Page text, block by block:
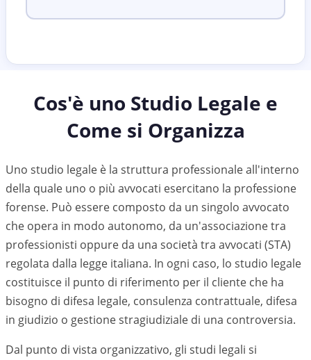
Cos'è uno Studio Legale e
Come si Organizza
Uno studio legale è la struttura professionale all'interno
della quale uno o più avvocati esercitano la professione
forense. Può essere composto da un singolo avvocato
che opera in modo autonomo, da un'associazione tra
professionisti oppure da una società tra avvocati (STA)
regolata dalla legge italiana. In ogni caso, lo studio legale
costituisce il punto di riferimento per il cliente che ha
bisogno di difesa legale, consulenza contrattuale, difesa
in giudizio o gestione stragiudiziale di una controversia.
Dal punto di vista organizzativo, gli studi legali si